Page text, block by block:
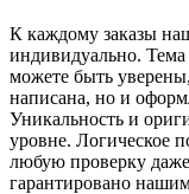
К каждому заказы
индивидуально.
можете быть
написана, но и
Уникальность и
уровне. Логическое
любую проверку даже
гарантировано